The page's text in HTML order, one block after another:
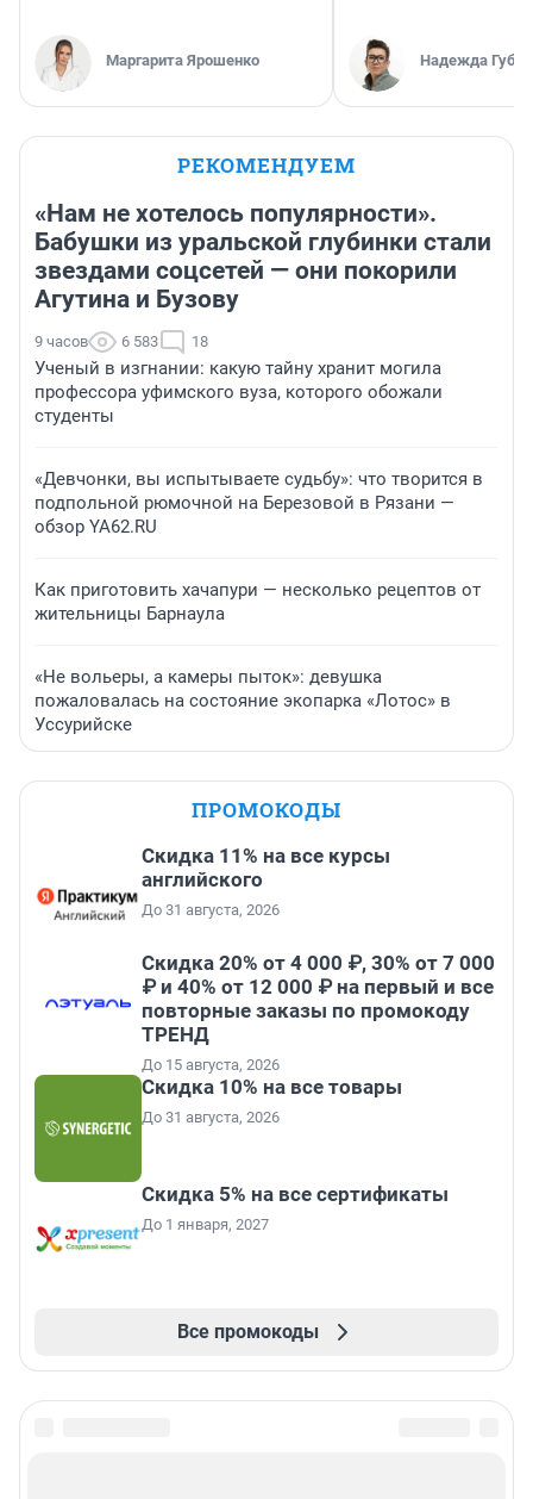
Маргарита Ярошенко Надежда
РЕКОМЕНДУЕМ
«Нам не хотелось популярности».
Бабушки из уральской глубинки стали
звездами соцсетей — они покорили
Агутина и Бузову
9 часов 6 583 18
Ученый в изгнании: какую тайну хранит могила
профессора уфимского вуза, которого обожали
студенты
«Девчонки, вы испытываете судьбу»: что творится в
подпольной рюмочной на Березовой в Рязани —
обзор YA62.RU
Как приготовить хачапури — несколько рецептов от
жительницы Барнаула
«Не вольеры, а камеры пыток»: девушка
пожаловалась на состояние экопарка «Лотос» в
Уссурийске
ПРОМОКОДЫ
Скидка 11% на все курсы
английского
До 31 августа, 2026
Скидка 20% от 4 000 ₽, 30% от 7 000
₽ и 40% от 12 000 ₽ на первый и все
повторные заказы по промокоду
ТРЕНД
До 15 августа, 2026
Скидка 10% на все товары
До 31 августа, 2026
Скидка 5% на все сертификаты
До 1 января, 2027
Все промокоды